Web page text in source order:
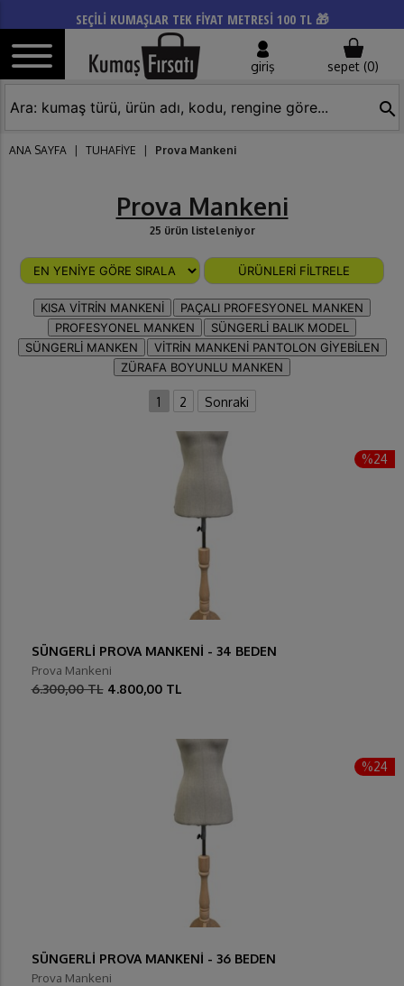
SEÇİLİ KUMAŞLAR TEK FİYAT METRESİ 100 TL 🎁
giriş sepet (0)
search
ANA SAYFA TUHAFİYE Prova Mankeni
Prova Mankeni
25 ürün listeleniyor
ÜRÜNLERİ FİLTRELE
KISA VİTRİN MANKENİ
PAÇALI PROFESYONEL MANKEN
PROFESYONEL MANKEN
SÜNGERLİ BALIK MODEL
SÜNGERLİ MANKEN
VİTRİN MANKENİ PANTOLON GİYEBİLEN
ZÜRAFA BOYUNLU MANKEN
1 2 Sonraki
%24
SÜNGERLİ PROVA MANKENİ - 34 BEDEN
Prova Mankeni
6.300,00 TL 4.800,00 TL
%24
SÜNGERLİ PROVA MANKENİ - 36 BEDEN
Prova Mankeni